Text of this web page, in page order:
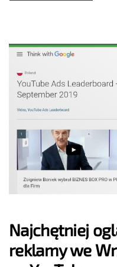
Najchętniej
reklamy we